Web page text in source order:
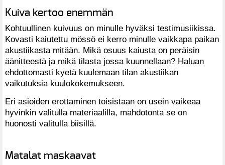
Kuiva kertoo enemmän
Kohtuullinen kuivuus on minulle hyväksi testimusiikissa.
Kovasti kaiutettu mössö ei kerro minulle vaikkapa paikan
akustiikasta mitään. Mikä osuus kaiusta on peräisin
äänitteestä ja mikä tilasta jossa kuunnellaan? Haluan
ehdottomasti kyetä kuulemaan tilan akustiikan
vaikutuksia kuulokokemukseen.
Eri asioiden erottaminen toisistaan on usein vaikeaa
hyvinkin valitulla materiaalilla, mahdotonta se on
huonosti valitulla biisillä.
Matalat maskaavat